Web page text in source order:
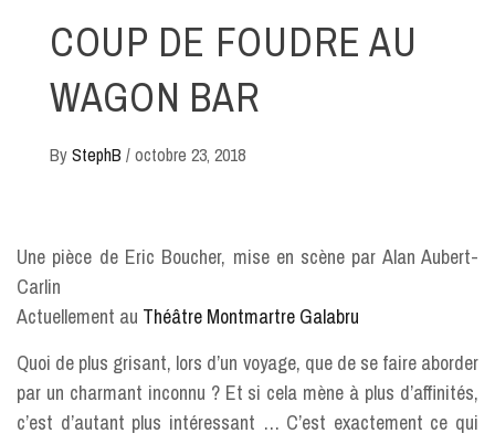
COUP DE FOUDRE AU
WAGON BAR
ByStephB /octobre 23, 2018
Une pièce de Eric Boucher, mise en scène par Alan Aubert-
Carlin
Actuellement au Théâtre Montmartre Galabru
Quoi de plus grisant, lors d’un voyage, que de se faire aborder
par un charmant inconnu ? Et si cela mène à plus d’affinités,
c’est d’autant plus intéressant … C’est exactement ce qui